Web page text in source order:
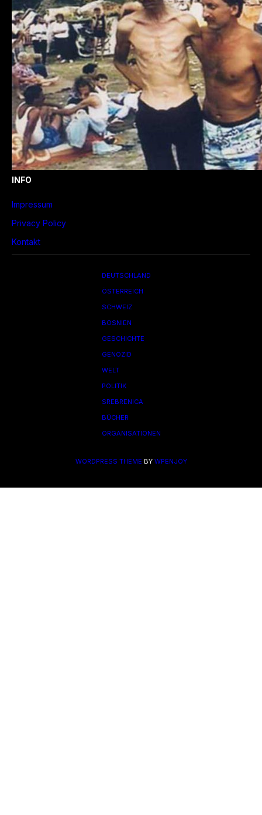
INFO
Impressum
Privacy Policy
Kontakt
DEUTSCHLAND
ÖSTERREICH
SCHWEIZ
BOSNIEN
GESCHICHTE
GENOZID
WELT
POLITIK
SREBRENICA
BÜCHER
ORGANISATIONEN
WORDPRESS THEME BY WPENJOY